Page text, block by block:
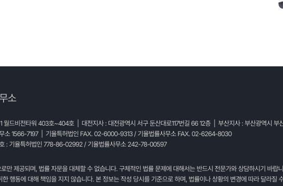
소
월드비전타워 403호~404호 | 대전지사 : 대전광역시 서구 둔산대로117번길 66 12층 | 부산지사 : 부산광역시 부
소 1566-7197 | 기율특허법인 FAX. 02-6000-9313 / 기율법률사무소 FAX. 02-6264-8030
: 기율특허법인 778-86-02992 / 기율법률사무소 242-78-00597
만 제공되며, 법률 자문을 대체할 수 없습니다. 구체적인 법률 문제에 대해서는 반드시 전문가와 상담하시기 바랍
행동에 대해 책임을 지지 않습니다. 본 정보는 작성 당시를 기준으로 하며, 법률이나 상황의 변경에 따라 달라질